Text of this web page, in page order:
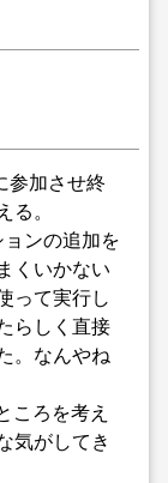
参加させ終
る。
ョンの追加を
くいかない
って実行し
らしく直接
。なんやね
ころを考え
気がしてき